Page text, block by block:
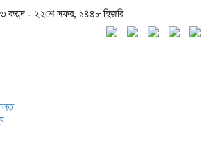
- ২২শে সফর, ১৪৪৮ হিজরি